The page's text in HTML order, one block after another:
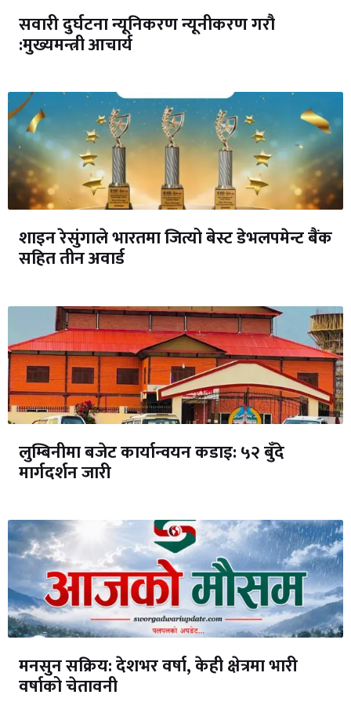
सवारी दुर्घटना न्यूनिकरण न्यूनीकरण गरौ
:मुख्यमन्त्री आचार्य
शाइन रेसुंगाले भारतमा जित्यो बेस्ट डेभलपमेन्ट बैंक
सहित तीन अवार्ड
लुम्बिनीमा बजेट कार्यान्वयन कडाइ: ५२ बुँदे
मार्गदर्शन जारी
मनसुन सक्रिय: देशभर वर्षा, केही क्षेत्रमा भारी
वर्षाको चेतावनी